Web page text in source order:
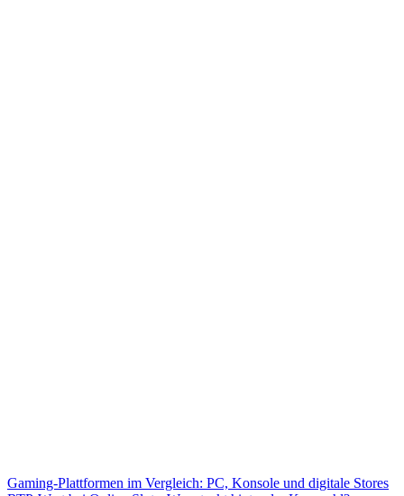
Gaming-Plattformen im Vergleich: PC, Konsole und digitale Stores